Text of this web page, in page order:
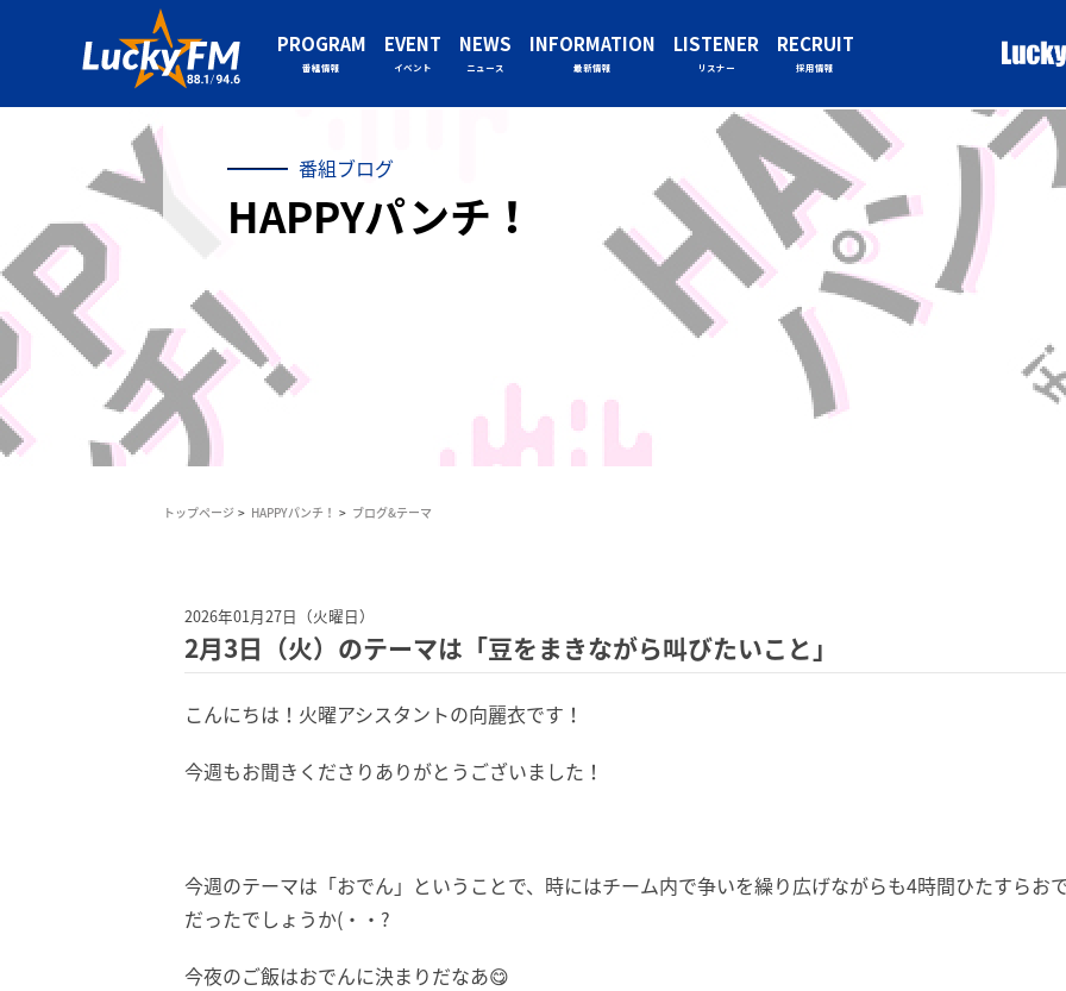
PROGRAM
番組情報
EVENT
イベント
NEWS
ニュース
INFORMATION
最新情報
LISTENER
リスナー
RECRUIT
採用情報
番組ブログ
HAPPYパンチ！
トップページ HAPPYパンチ！ ブログ&テーマ
2026年01月27日（火曜日）
2月3日（火）のテーマは「豆をまきながら叫びたいこと」
こんにちは！火曜アシスタントの向麗衣です！
今週もお聞きくださりありがとうございました！
今週のテーマは「おでん」ということで、時にはチーム内で争いを繰り広げながらも4時間ひたすらお
だったでしょうか(・・?
今夜のご飯はおでんに決まりだなあ😋